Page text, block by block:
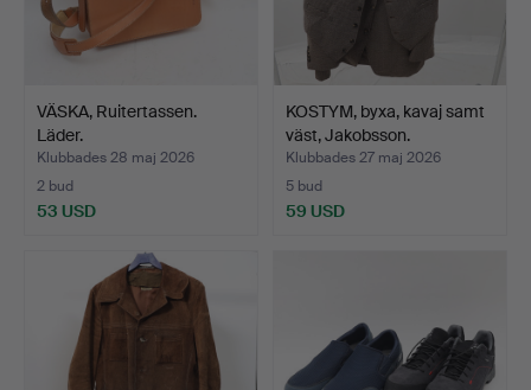
VÄSKA, Ruitertassen.
Läder.
Klubbades 28 maj 2026
2 bud
53 USD
KOSTYM, byxa, kavaj samt
väst, Jakobsson.
Klubbades 27 maj 2026
5 bud
59 USD